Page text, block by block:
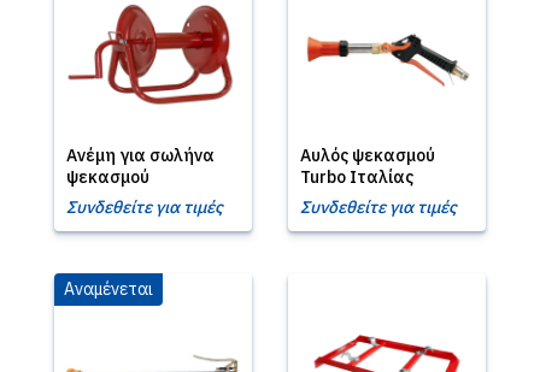
Ανέμη για σωλήνα
ψεκασμού
Συνδεθείτε για τιμές
Αυλός ψεκασμού
Turbo Ιταλίας
Συνδεθείτε για τιμές
Αναμένεται